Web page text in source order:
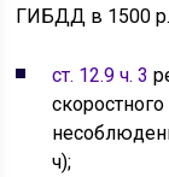
ГИБДД в 1500
ст. 12.9 ч. 3
ч);